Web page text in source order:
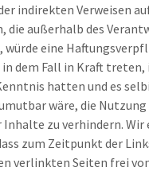
indirekten Verweisen
die außerhalb des
würde eine
dem Fall in Kraft treten,
hatten und es
wäre, die Nutzung
zu verhindern.
zum Zeitpunkt der
verlinkten Seiten frei